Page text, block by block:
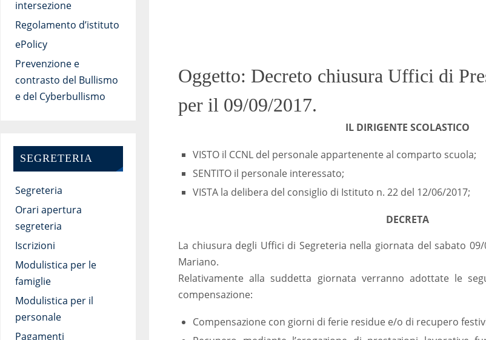
Oggetto: Decreto chiusura Uffici di
per il 09/09/2017.
IL DIRIGENTE SCOLASTICO
VISTO il CCNL del personale appartenente al comparto scuola;
SENTITO il personale interessato;
VISTA la delibera del consiglio di Istituto n. 22 del 12/06/2017;
DECRETA
La chiusura degli Uffici di Segreteria nella giornata del sabato
Mariano.
Relativamente alla suddetta giornata verranno adottate le
compensazione:
Compensazione con giorni di ferie residue e/o di recupero
intersezione
Regolamento d’istituto
ePolicy
Prevenzione e
contrasto del Bullismo
e del Cyberbullismo
SEGRETERIA
Segreteria
Orari apertura
segreteria
Iscrizioni
Modulistica per le
famiglie
Modulistica per il
personale
Pagamenti